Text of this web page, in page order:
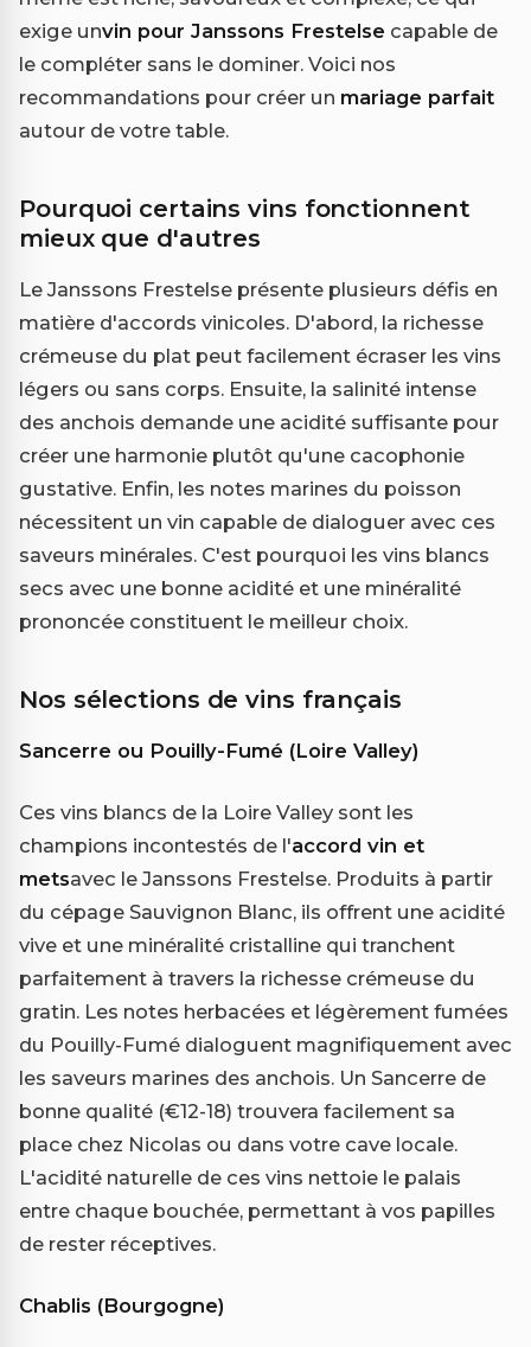
exige unvin pour Janssons Frestelse capable de
le compléter sans le dominer. Voici nos
recommandations pour créer un mariage parfait
autour de votre table.
Pourquoi certains vins fonctionnent
mieux que d'autres
Le Janssons Frestelse présente plusieurs défis en
matière d'accords vinicoles. D'abord, la richesse
crémeuse du plat peut facilement écraser les vins
légers ou sans corps. Ensuite, la salinité intense
des anchois demande une acidité suffisante pour
créer une harmonie plutôt qu'une cacophonie
gustative. Enfin, les notes marines du poisson
nécessitent un vin capable de dialoguer avec ces
saveurs minérales. C'est pourquoi les vins blancs
secs avec une bonne acidité et une minéralité
prononcée constituent le meilleur choix.
Nos sélections de vins français
Sancerre ou Pouilly-Fumé (Loire Valley)
Ces vins blancs de la Loire Valley sont les
champions incontestés de l'accord vin et
metsavec le Janssons Frestelse. Produits à partir
du cépage Sauvignon Blanc, ils offrent une acidité
vive et une minéralité cristalline qui tranchent
parfaitement à travers la richesse crémeuse du
gratin. Les notes herbacées et légèrement fumées
du Pouilly-Fumé dialoguent magnifiquement avec
les saveurs marines des anchois. Un Sancerre de
bonne qualité (€12-18) trouvera facilement sa
place chez Nicolas ou dans votre cave locale.
L'acidité naturelle de ces vins nettoie le palais
entre chaque bouchée, permettant à vos papilles
de rester réceptives.
Chablis (Bourgogne)